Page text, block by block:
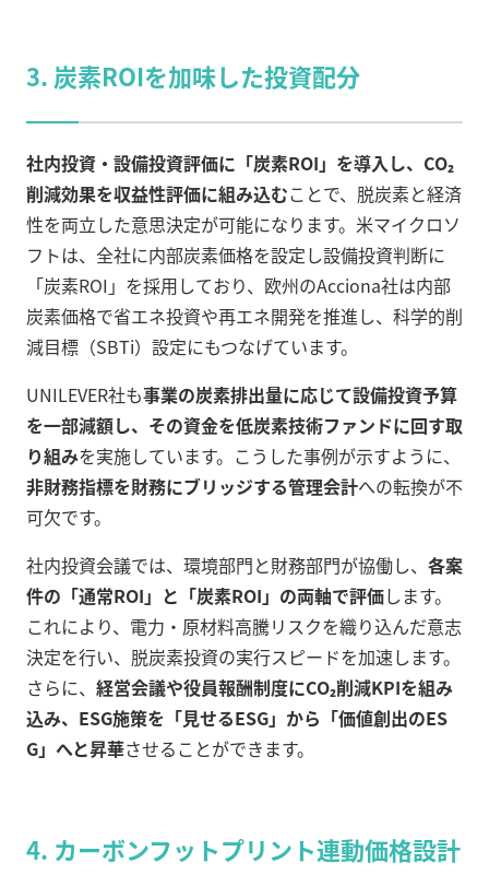
3. 炭素ROIを加味した投資配分
社内投資・設備投資評価に「炭素ROI」を導入し、CO₂
削減効果を収益性評価に組み込むことで、脱炭素と経済
性を両立した意思決定が可能になります。米マイクロソ
フトは、全社に内部炭素価格を設定し設備投資判断に
「炭素ROI」を採用しており、欧州のAcciona社は内部
炭素価格で省エネ投資や再エネ開発を推進し、科学的削
減目標（SBTi）設定にもつなげています。
UNILEVER社も事業の炭素排出量に応じて設備投資予算
を一部減額し、その資金を低炭素技術ファンドに回す取
り組みを実施しています。こうした事例が示すように、
非財務指標を財務にブリッジする管理会計への転換が不
可欠です。
社内投資会議では、環境部門と財務部門が協働し、 各案
件の「通常ROI」と「炭素ROI」の両軸で評価します。
これにより、電力・原材料高騰リスクを織り込んだ意志
決定を行い、脱炭素投資の実行スピードを加速します。
さらに、 経営会議や役員報酬制度にCO₂削減KPIを組み
込み、ESG施策を「見せるESG」から「価値創出のES
G」へと昇華させることができます。
4. カーボンフットプリント連動価格設計